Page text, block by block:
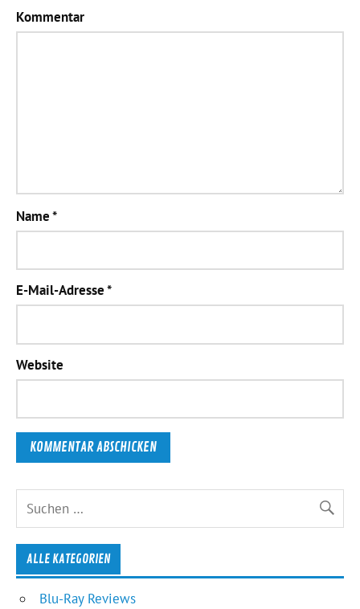
Kommentar
Name*
E-Mail-Adresse*
Website
ALLE KATEGORIEN
Blu-Ray Reviews